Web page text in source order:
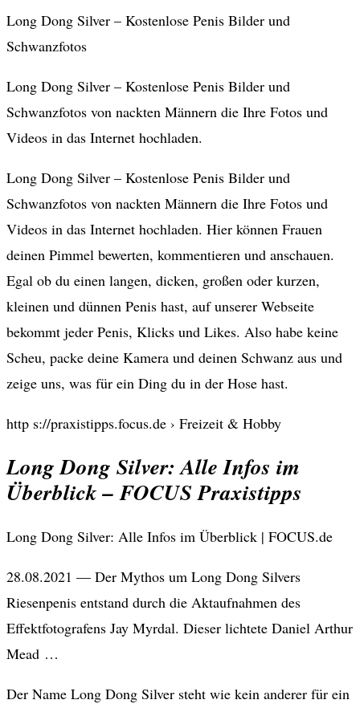
Long Dong Silver – Kostenlose Penis Bilder und
Schwanzfotos
Long Dong Silver – Kostenlose Penis Bilder und
Schwanzfotos von nackten Männern die Ihre Fotos und
Videos in das Internet hochladen.
Long Dong Silver – Kostenlose Penis Bilder und
Schwanzfotos von nackten Männern die Ihre Fotos und
Videos in das Internet hochladen. Hier können Frauen
deinen Pimmel bewerten, kommentieren und anschauen.
Egal ob du einen langen, dicken, großen oder kurzen,
kleinen und dünnen Penis hast, auf unserer Webseite
bekommt jeder Penis, Klicks und Likes. Also habe keine
Scheu, packe deine Kamera und deinen Schwanz aus und
zeige uns, was für ein Ding du in der Hose hast.
http s://praxistipps.focus.de › Freizeit & Hobby
Long Dong Silver: Alle Infos im
Überblick – FOCUS Praxistipps
Long Dong Silver: Alle Infos im Überblick | FOCUS.de
28.08.2021 — Der Mythos um Long Dong Silvers
Riesenpenis entstand durch die Aktaufnahmen des
Effektfotografens Jay Myrdal. Dieser lichtete Daniel Arthur
Mead …
Der Name Long Dong Silver steht wie kein anderer für ein